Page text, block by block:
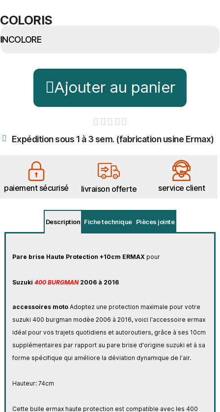
COLORIS
Ajouter au panier
    
Expédition sous 1 à 3 sem. (fabrication usine Ermax)
paiement sécurisé livraison offerte service client
Description Fiche technique Pièces jointe
Pare brise Haute Protection +10cm ERMAX pour
Suzuki 400 BURGMAN2006 à 2016
accessoires motoAdoptez une protection maximale pour votre
suzuki 400 burgman modèe 2006 à 2016, voici l'accessoire ermax
idéal pour vos trajets quotidiens et autoroutiers, grâce à ses 10cm
supplémentaires par rapport au pare brise d'origine suzuki et à sa
forme spécifique qui améliore la déviation dynamique de l'air.
Hauteur: 74cm
Cette bulle ermax haute protection est compatible avec les 400